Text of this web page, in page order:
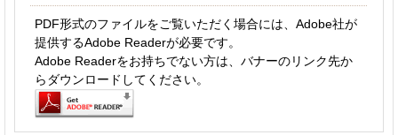
PDF形式のファイルをご覧いただく場合には、Adobe社が
提供するAdobe Readerが必要です。
Adobe Readerをお持ちでない方は、バナーのリンク先か
らダウンロードしてください。